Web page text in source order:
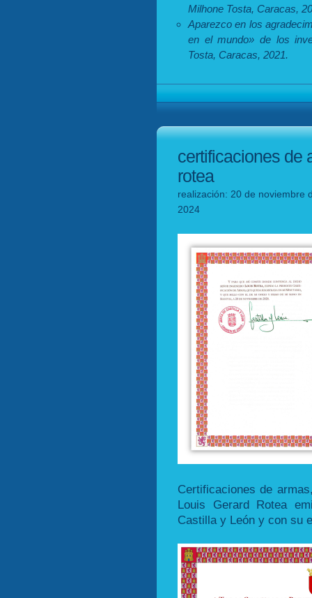
Milhone Tosta, Caracas,
Aparezco en los
en el mundo» de los
Tosta, Caracas, 2021.
certificaciones de
rotea
realización: 20 de noviembre
2024
Certificaciones de
Louis Gerard Rotea
Castilla y León y con su